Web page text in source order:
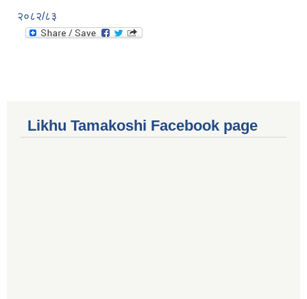
२०८२/८३
Likhu Tamakoshi Facebook page